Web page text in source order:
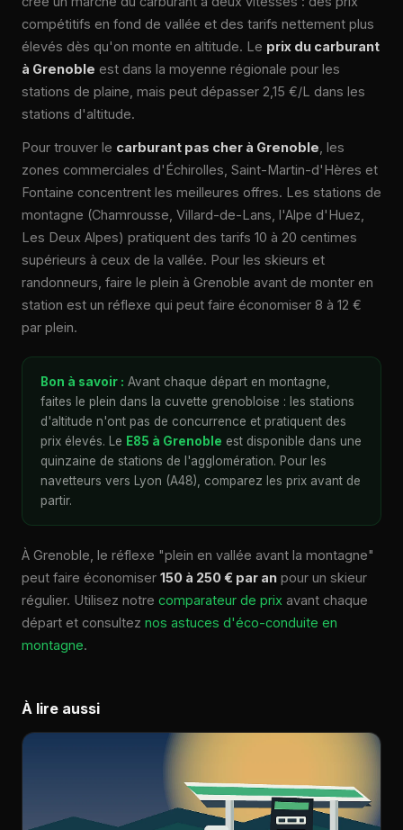
compétitifs en fond de vallée et des tarifs nettement plus
élevés dès qu'on monte en altitude. Le prix du carburant
à Grenoble est dans la moyenne régionale pour les
stations de plaine, mais peut dépasser 2,15 €/L dans les
stations d'altitude.
Pour trouver le carburant pas cher à Grenoble , les
zones commerciales d'Échirolles, Saint-Martin-d'Hères et
Fontaine concentrent les meilleures offres. Les stations de
montagne (Chamrousse, Villard-de-Lans, l'Alpe d'Huez,
Les Deux Alpes) pratiquent des tarifs 10 à 20 centimes
supérieurs à ceux de la vallée. Pour les skieurs et
randonneurs, faire le plein à Grenoble avant de monter en
station est un réflexe qui peut faire économiser 8 à 12 €
par plein.
Bon à savoir : Avant chaque départ en montagne,
faites le plein dans la cuvette grenobloise : les stations
d'altitude n'ont pas de concurrence et pratiquent des
prix élevés. Le E85 à Grenoble est disponible dans une
quinzaine de stations de l'agglomération. Pour les
navetteurs vers Lyon (A48), comparez les prix avant de
partir.
À Grenoble, le réflexe "plein en vallée avant la montagne"
peut faire économiser 150 à 250 € par an pour un skieur
régulier. Utilisez notre comparateur de prix avant chaque
départ et consultez nos astuces d'éco-conduite en
montagne.
À lire aussi